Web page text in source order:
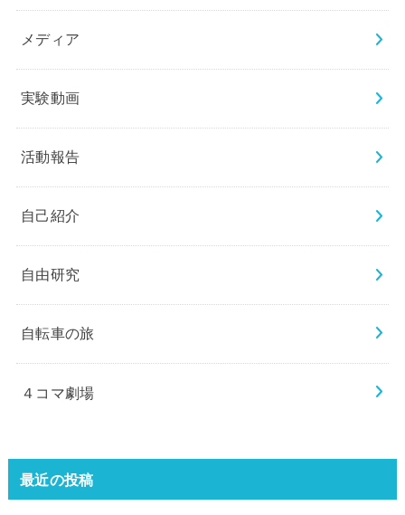
メディア
実験動画
活動報告
自己紹介
自由研究
自転車の旅
４コマ劇場
最近の投稿